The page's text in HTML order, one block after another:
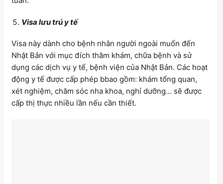
Visa lưu trú y tế
Visa này dành cho bệnh nhân người ngoài muốn đến
Nhật Bản với mục đích thăm khám, chữa bệnh và sử
dụng các dịch vụ y tế, bệnh viện của Nhật Bản. Các hoạt
động y tế được cấp phép bbao gồm: khám tổng quan,
xét nghiệm, chăm sóc nha khoa, nghỉ dưỡng… sẽ được
cấp thị thực nhiều lần nếu cần thiết.